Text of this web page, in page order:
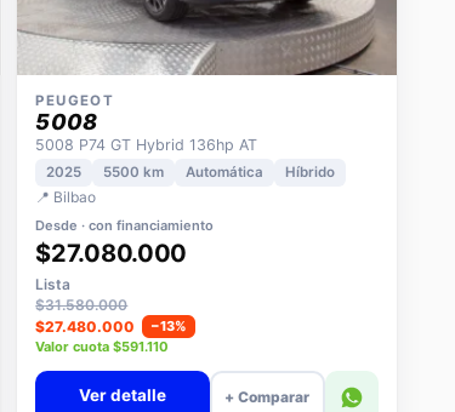
PEUGEOT
5008
5008 P74 GT Hybrid 136hp AT
2025 5500 km Automática Híbrido
📍 Bilbao
Desde · con financiamiento
$27.080.000
Lista
$31.580.000
$27.480.000
−13%
Valor cuota $591.110
Ver detalle + Comparar